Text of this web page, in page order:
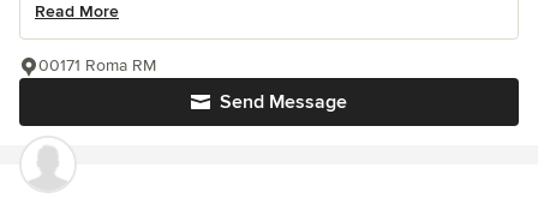
Read More
Send Message
00171 Roma RM